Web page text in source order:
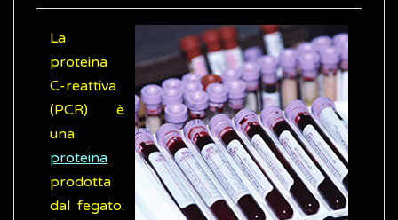
La
proteina
C-reattiva
(PCR) è
una
proteina
prodotta
dal fegato.